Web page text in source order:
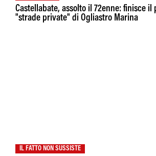
Castellabate, assolto il 72enne: finisce il
"strade private" di Ogliastro Marina
IL FATTO NON SUSSISTE